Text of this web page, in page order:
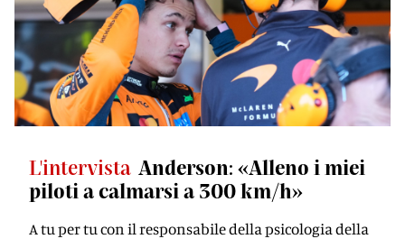
L'intervista Anderson: «Alleno i miei
piloti a calmarsi a 300 km/h»
A tu per tu con il responsabile della psicologia della